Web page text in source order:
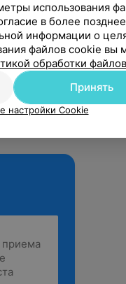
использования
в более
информации о
файлов cookie вы
обработки
Принять
настройки Cookie